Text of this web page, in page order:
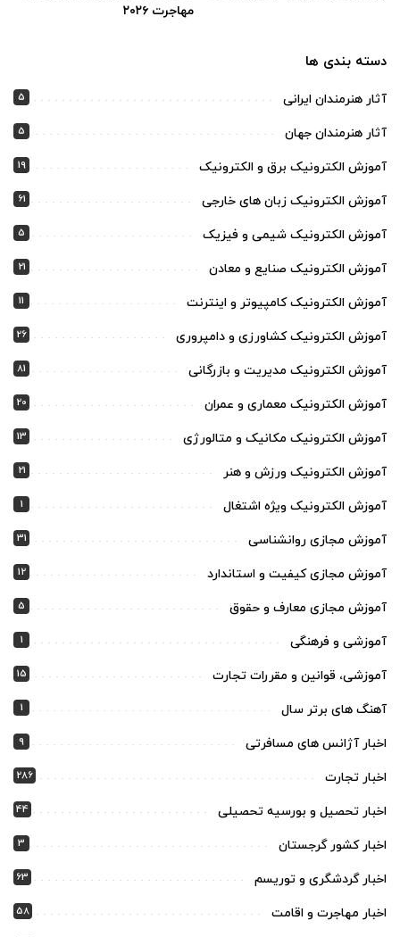
مهاجرت ۲۰۲۶
دسته بندی ها
آثار هنرمندان ایرانی 5
آثار هنرمندان جهان 5
آموزش الکترونیک برق و الکترونیک 19
آموزش الکترونیک زبان های خارجی 61
آموزش الکترونیک شیمی و فیزیک 5
آموزش الکترونیک صنایع و معادن 21
آموزش الکترونیک کامپیوتر و اینترنت 11
آموزش الکترونیک کشاورزی و دامپروری 26
آموزش الکترونیک مدیریت و بازرگانی 81
آموزش الکترونیک معماری و عمران 20
آموزش الکترونیک مکانیک و متالورژی 13
آموزش الکترونیک ورزش و هنر 21
آموزش الکترونیک ویژه اشتغال 1
آموزش مجازی روانشناسی 31
آموزش مجازی کیفیت و استاندارد 12
آموزش مجازی معارف و حقوق 5
آموزشی و فرهنگی 1
آموزشی، قوانین و مقررات تجارت 15
آهنگ های برتر سال 1
اخبار آژانس های مسافرتی 9
اخبار تجارت 286
اخبار تحصیل و بورسیه تحصیلی 44
اخبار کشور گرجستان 3
اخبار گردشگری و توریسم 63
اخبار مهاجرت و اقامت 58